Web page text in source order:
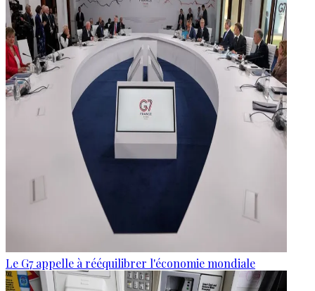
Le G7 appelle à rééquilibrer l'économie mondiale